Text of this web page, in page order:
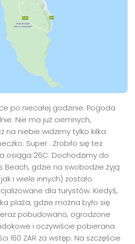
po niecałej godzinie. Pogoda
Nie ma już ciemnych,
na niebie widzimy tylko kilka
Super . Zrobiło się tez
osiąga 26C. Dochodzimy do
Beach, gdzie na swobodzie żyją
i wiele innych) zostało
dla turystów. Kiedyś,
plaża, gdzie można było się
pobudowano, ogrodzone
i oczywiście pobierana
160 ZAR za wstęp. Na szczęście